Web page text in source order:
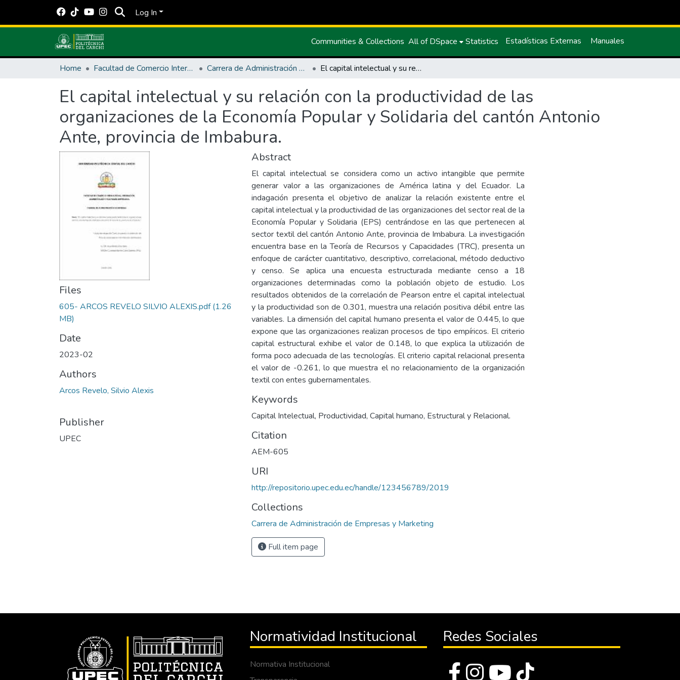
Log In
Communities & Collections All of DSpace Statistics Estadísticas Externas Manuales
Home Facultad de Comercio Internacional, Integración, Administración y Economía Empresarial Carrera de Administración de Empresas y Marketing El capital intelectual y su relación con la productividad de las organizaciones de la Economía Popular y Solidaria del cantón Antonio Ante, provincia de Imbabura.
El capital intelectual y su relación con la productividad de las
organizaciones de la Economía Popular y Solidaria del cantón Antonio
Ante, provincia de Imbabura.
Files
605- ARCOS REVELO SILVIO ALEXIS.pdf(1.26
MB)
Date
2023-02
Authors
Arcos Revelo, Silvio Alexis
Publisher
UPEC
Abstract
El capital intelectual se considera como un activo intangible que permite
generar valor a las organizaciones de América latina y del Ecuador. La
indagación presenta el objetivo de analizar la relación existente entre el
capital intelectual y la productividad de las organizaciones del sector real de la
Economía Popular y Solidaria (EPS) centrándose en las que pertenecen al
sector textil del cantón Antonio Ante, provincia de Imbabura. La investigación
encuentra base en la Teoría de Recursos y Capacidades (TRC), presenta un
enfoque de carácter cuantitativo, descriptivo, correlacional, método deductivo
y censo. Se aplica una encuesta estructurada mediante censo a 18
organizaciones determinadas como la población objeto de estudio. Los
resultados obtenidos de la correlación de Pearson entre el capital intelectual
y la productividad son de 0.301, muestra una relación positiva débil entre las
variables. La dimensión del capital humano presenta el valor de 0.445, lo que
expone que las organizaciones realizan procesos de tipo empíricos. El criterio
capital estructural exhibe el valor de 0.148, lo que explica la utilización de
forma poco adecuada de las tecnologías. El criterio capital relacional presenta
el valor de -0.261, lo que muestra el no relacionamiento de la organización
textil con entes gubernamentales.
Keywords
Capital Intelectual, Productividad, Capital humano, Estructural y Relacional.
Citation
AEM-605
URI
http://repositorio.upec.edu.ec/handle/123456789/2019
Collections
Carrera de Administración de Empresas y Marketing
Full item page
Normatividad Institucional
Normativa Institucional
Redes Sociales